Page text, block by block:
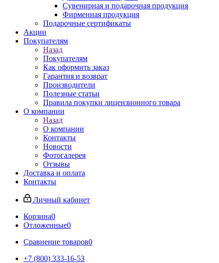
Сувенирная и подарочная продукция
Фирменная продукция
Подарочные сертификаты
Акции
Покупателям
Назад
Покупателям
Как оформить заказ
Гарантия и возврат
Производители
Полезные статьи
Правила покупки лицензионного товара
О компании
Назад
О компании
Контакты
Новости
Фотогалерея
Отзывы
Доставка и оплата
Контакты
Личный кабинет
Корзина0
Отложенные0
Сравнение товаров0
+7 (800) 333-16-53